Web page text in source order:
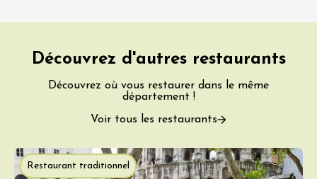
Découvrez d'autres restaurants
Découvrez où vous restaurer dans le même
département !
Voir tous les restaurants
Restaurant traditionnel